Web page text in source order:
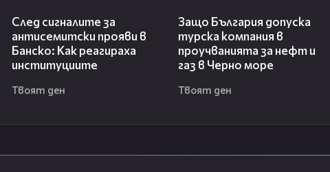
След сигналите за
антисемитски прояви в
Банско: Как реагираха
институциите
Твоят ден
Защо България допуска
турска компания в
проучванията за нефт и
газ в Черно море
Твоят ден